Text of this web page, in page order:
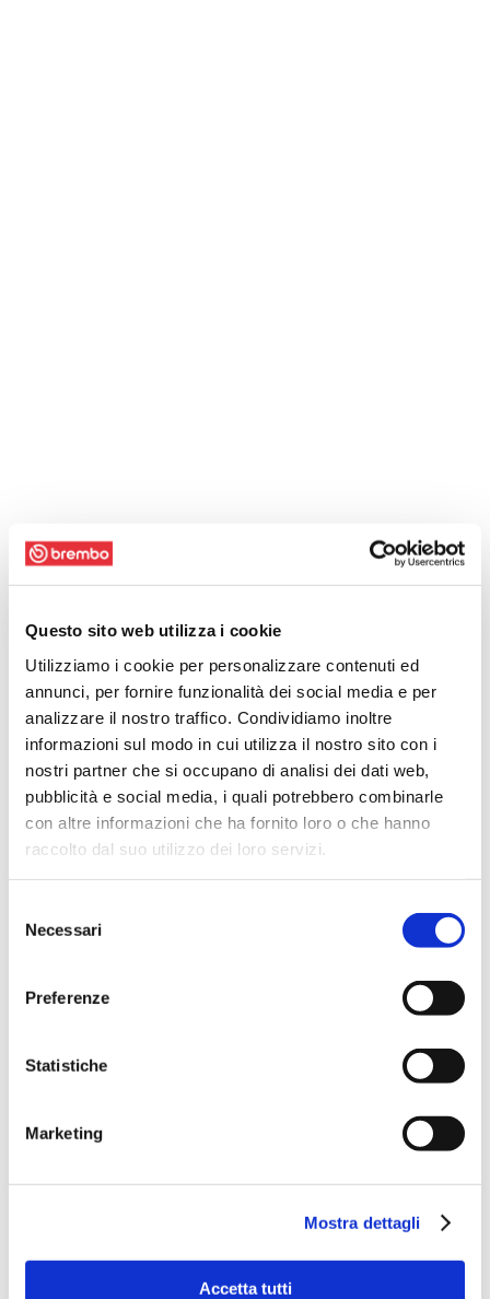
Questo sito web utilizza i cookie
Utilizziamo i cookie per personalizzare contenuti ed
annunci, per fornire funzionalità dei social media e per
analizzare il nostro traffico. Condividiamo inoltre
informazioni sul modo in cui utilizza il nostro sito con i
nostri partner che si occupano di analisi dei dati web,
pubblicità e social media, i quali potrebbero combinarle
con altre informazioni che ha fornito loro o che hanno
raccolto dal suo utilizzo dei loro servizi.
delNecessari
Preferenze
Statistiche
Marketing
Mostra dettagli
Accetta tutti